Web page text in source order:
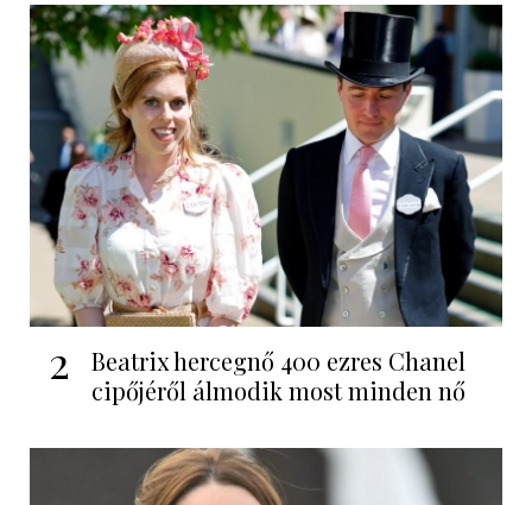
2
Beatrix hercegnő 400 ezres Chanel
cipőjéről álmodik most minden nő